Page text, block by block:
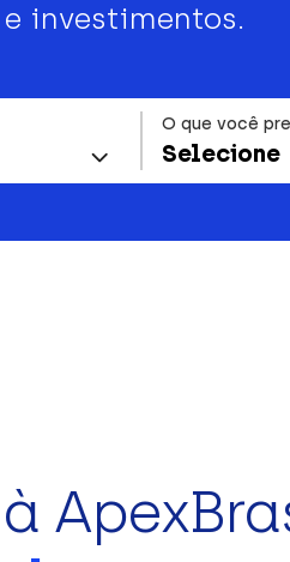
investimentos.
O que você
Selecione